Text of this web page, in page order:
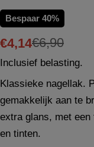
Bespaar 40%
Verkoopprijs
€4,14
Normale
prijs
€6,90
Inclusief belasting.
Klassieke nagellak.
gemakkelijk aan te
extra glans, met
en tinten.
naam